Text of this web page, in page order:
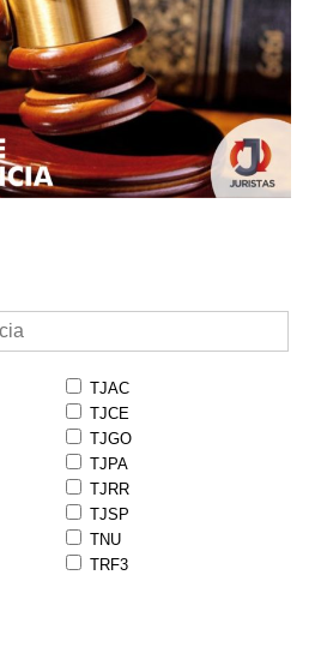
TJAC
TJCE
TJGO
TJPA
TJRR
TJSP
TNU
TRF3